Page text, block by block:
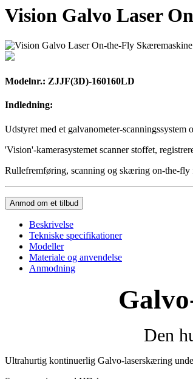
Vision Galvo Laser
Modelnr.: ZJJF(3D)-160160LD
Indledning:
Udstyret med et galvanometer-
'Vision'-kamerasystemet scanner stoffet,
Rullefremføring, scanning og skæring on-the-fly
Anmod om et tilbud
Beskrivelse
Tekniske specifikationer
Modeller
Materiale og anvendelse
Anmodning
Den
Ultrahurtig kontinuerlig Galvo-laserskæring